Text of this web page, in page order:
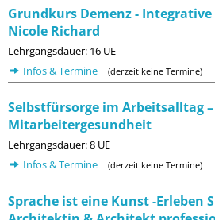
Grundkurs Demenz -
Nicole Richard
Lehrgangsdauer: 16 UE
Infos & Termine
(derzeit keine Termine)
Selbstfürsorge im Arbeitsalltag –
Mitarbeitergesundheit
Lehrgangsdauer: 8 UE
Infos & Termine
(derzeit keine Termine)
Sprache ist eine Kunst -Erleben